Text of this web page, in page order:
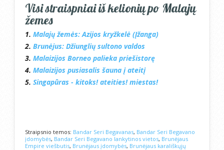
Visi straispniai iš kelionių po Malajų
žemes
1. Malajų žemės: Azijos kryžkelė (Įžanga)
2. Brunėjus: Džiunglių sultono valdos
3. Malaizijos Borneo palieka priešistorę
4. Malaizijos pusiasalis šauna į ateitį
5. Singapūras - kitoks! ateities! miestas!
Straipsnio temos: Bandar Seri Begavanas, Bandar Seri Begavano
įdomybės, Bandar Seri Begavano lankytinos vietos, Brunėjaus
Empire viešbutis, Brunėjaus įdomybės, Brunėjaus karališkųjų